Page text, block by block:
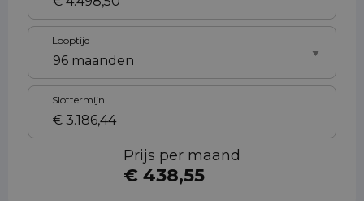
Looptijd
Slottermijn
Prijs per maand
€ 438,55